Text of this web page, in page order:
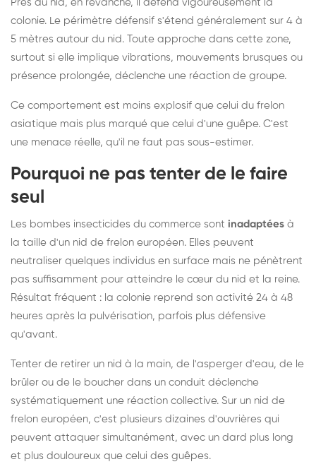
Près du nid, en revanche, il défend vigoureusement la
colonie. Le périmètre défensif s'étend généralement sur 4 à
5 mètres autour du nid. Toute approche dans cette zone,
surtout si elle implique vibrations, mouvements brusques ou
présence prolongée, déclenche une réaction de groupe.
Ce comportement est moins explosif que celui du frelon
asiatique mais plus marqué que celui d'une guêpe. C'est
une menace réelle, qu'il ne faut pas sous-estimer.
Pourquoi ne pas tenter de le faire
seul
Les bombes insecticides du commerce sont inadaptées à
la taille d'un nid de frelon européen. Elles peuvent
neutraliser quelques individus en surface mais ne pénètrent
pas suffisamment pour atteindre le cœur du nid et la reine.
Résultat fréquent : la colonie reprend son activité 24 à 48
heures après la pulvérisation, parfois plus défensive
qu'avant.
Tenter de retirer un nid à la main, de l'asperger d'eau, de le
brûler ou de le boucher dans un conduit déclenche
systématiquement une réaction collective. Sur un nid de
frelon européen, c'est plusieurs dizaines d'ouvrières qui
peuvent attaquer simultanément, avec un dard plus long
et plus douloureux que celui des guêpes.